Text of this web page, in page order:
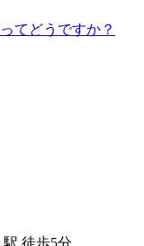
てどうですか？
徒歩5分